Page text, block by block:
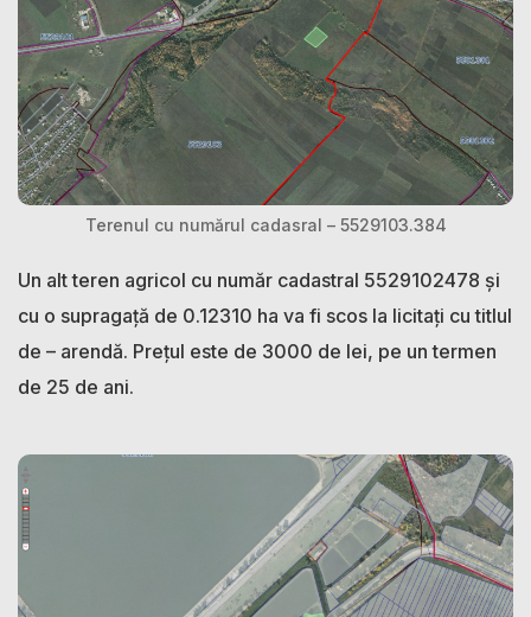
Terenul cu numărul cadasral – 5529103.384
Un alt teren agricol cu număr cadastral 5529102478 și
cu o supragață de 0.12310 ha va fi scos la licitați cu titlul
de – arendă. Prețul este de 3000 de lei, pe un termen
de 25 de ani.